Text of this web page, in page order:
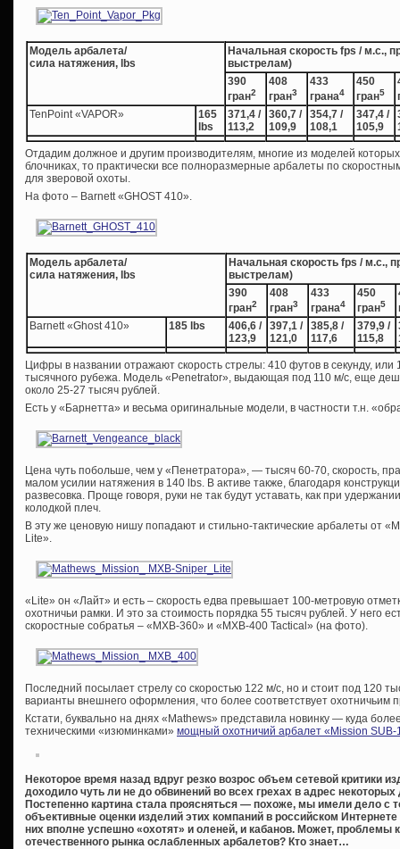
Модель арбалета/
сила натяжения, lbs
Начальная скорость fps / м.с.,
выстрелам)
390
гран2
408
гран3
433
грана4
450
гран5
TenPoint «VAPOR»
165
lbs
371,4 /
113,2
360,7 /
109,9
354,7 /
108,1
347,4 /
105,9
Отдадим должное и другим производителям, многие из моделей
блочниках, то практически все полноразмерные арбалеты по
для зверовой охоты.
На фото – Barnett «GHOST 410».
Модель арбалета/
сила натяжения, lbs
Начальная скорость fps / м.с.,
выстрелам)
390
гран2
408
гран3
433
грана4
450
гран5
Barnett «Ghost 410»
185 lbs
406,6 /
123,9
397,1 /
121,0
385,8 /
117,6
379,9 /
115,8
Цифры в названии отражают скорость стрелы: 410 футов в секунду,
тысячного рубежа. Модель «Penetrator», выдающая под 110 м/с, еще
около 25-27 тысяч рублей.
Есть у «Барнетта» и весьма оригинальные модели, в частности т.н.
Цена чуть побольше, чем у «Пенетратора», — тысяч 60-70, скорость,
малом усилии натяжения в 140 lbs. В активе также, благодаря
развесовка. Проще говоря, руки не так будут уставать, как при
колодкой плеч.
В эту же ценовую нишу попадают и стильно-тактические арбалеты от
Lite».
«Lite» он «Лайт» и есть – скорость едва превышает 100-метровую
охотничьи рамки. И это за стоимость порядка 55 тысяч рублей. У него
скоростные собратья – «MXB-360» и «MXB-400 Tactical» (на фото).
Последний посылает стрелу со скоростью 122 м/с, но и стоит под 120
варианты внешнего оформления, что более соответствует охотничьим
Кстати, буквально на днях «Mathews» представила новинку — куда
техническими «изюминками» мощный охотничий арбалет «Mission SUB-
Некоторое время назад вдруг резко возрос объем сетевой критики
доходило чуть ли не до обвинений во всех грехах в адрес
Постепенно картина стала проясняться — похоже, мы имели дело с
объективные оценки изделий этих компаний в российском
них вполне успешно «охотят» и оленей, и кабанов. Может, проблемы
отечественного рынка ослабленных арбалетов? Кто знает…